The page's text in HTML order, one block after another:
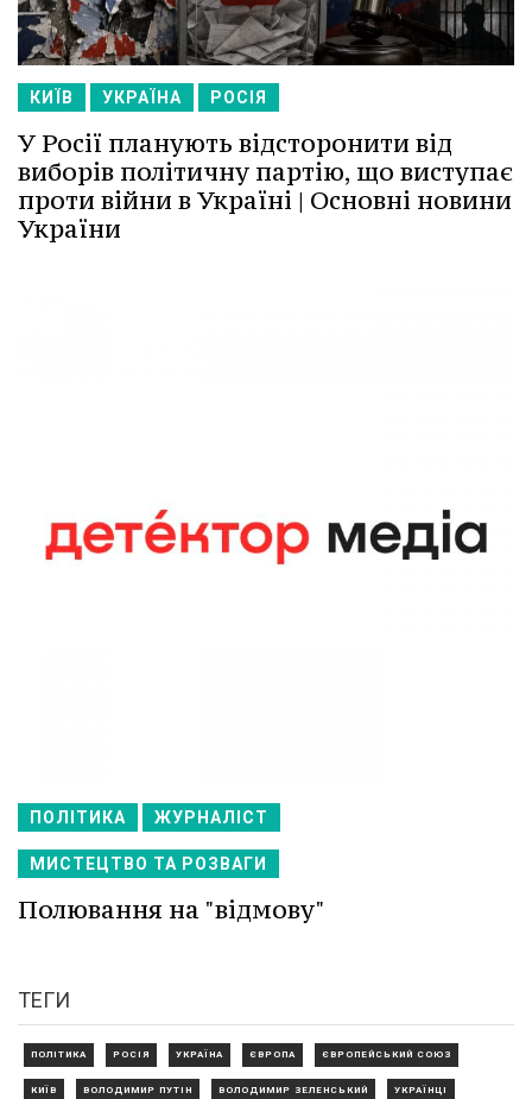
КИЇВ УКРАЇНА РОСІЯ
У Росії планують відсторонити від
виборів політичну партію, що виступає
проти війни в Україні | Основні новини
України
ПОЛІТИКА ЖУРНАЛІСТ
МИСТЕЦТВО ТА РОЗВАГИ
Полювання на "відмову"
ТЕГИ
ПОЛІТИКА РОСІЯ УКРАЇНА ЄВРОПА ЄВРОПЕЙСЬКИЙ СОЮЗ
КИЇВ ВОЛОДИМИР ПУТІН ВОЛОДИМИР ЗЕЛЕНСЬКИЙ УКРАЇНЦІ